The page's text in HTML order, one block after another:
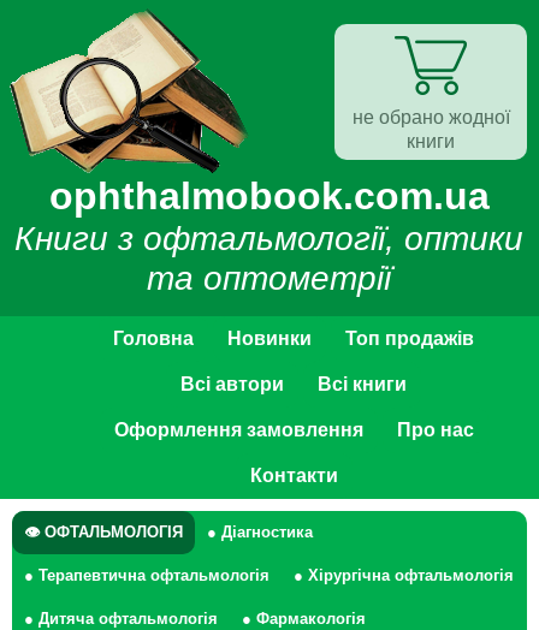
ophthalmobook.com.ua
Книги з офтальмології, оптики
та оптометрії
Головна Новинки Топ продажів
Всі автори Всі книги
Оформлення замовлення Про нас
Контакти
👁 ОФТАЛЬМОЛОГІЯ ● Діагностика
● Терапевтична офтальмологія ● Хірургічна офтальмологія
● Дитяча офтальмологія ● Фармакологія
не обрано жодної
книги